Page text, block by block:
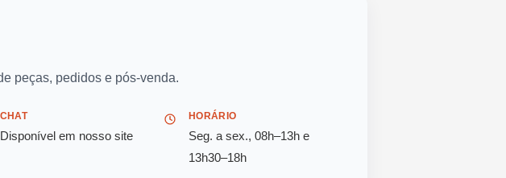
peças, pedidos e pós-venda.
CHAT
Disponível em nosso site
HORÁRIO
Seg. a sex., 08h–13h e
13h30–18h